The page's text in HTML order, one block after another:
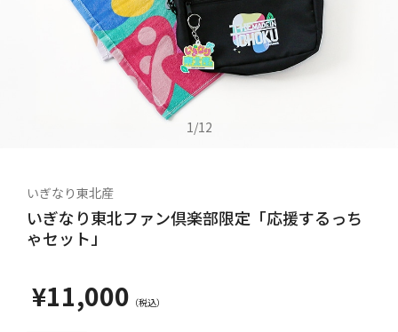
1/12
いぎなり東北産
いぎなり東北ファン倶楽部限定「応援するっち
ゃセット」
¥11,000